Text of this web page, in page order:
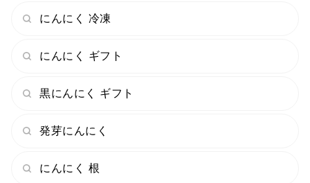
にんにく 冷凍
にんにく ギフト
黒にんにく ギフト
発芽にんにく
にんにく 根